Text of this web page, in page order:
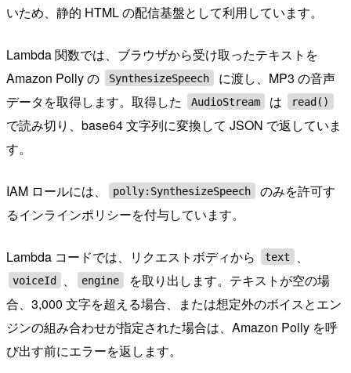
いため、静的 HTML の配信基盤として利用しています。
Lambda 関数では、ブラウザから受け取ったテキストを
Amazon Polly の
SynthesizeSpeech
に渡し、MP3 の音声
データを取得します。取得した
AudioStream は read()
で読み切り、base64 文字列に変換して JSON で返していま
す。
IAM ロールには、 polly:SynthesizeSpeech
のみを許可す
るインラインポリシーを付与しています。
Lambda コードでは、リクエストボディから text
voiceId engine
を取り出します。テキストが空の場
合、3,000 文字を超える場合、または想定外のボイスとエン
ジンの組み合わせが指定された場合は、Amazon Polly を呼
び出す前にエラーを返します。